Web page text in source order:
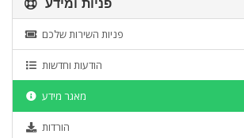
פניות ומידע
פניות השירות שלכם
הודעות וחדשות
מאגר מידע
הורדות